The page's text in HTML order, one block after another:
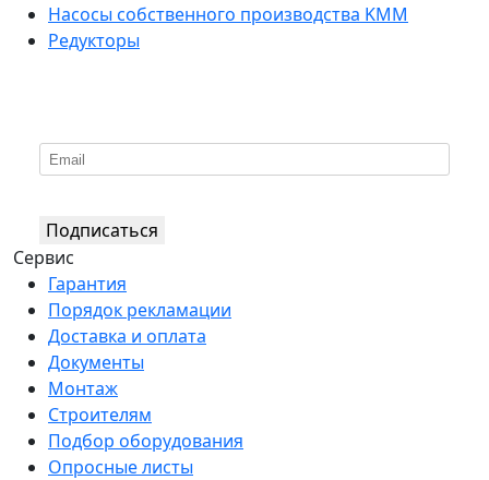
Насосы собственного производства KMM
Редукторы
Подписаться
Сервис
Гарантия
Порядок рекламации
Доставка и оплата
Документы
Монтаж
Строителям
Подбор оборудования
Опросные листы